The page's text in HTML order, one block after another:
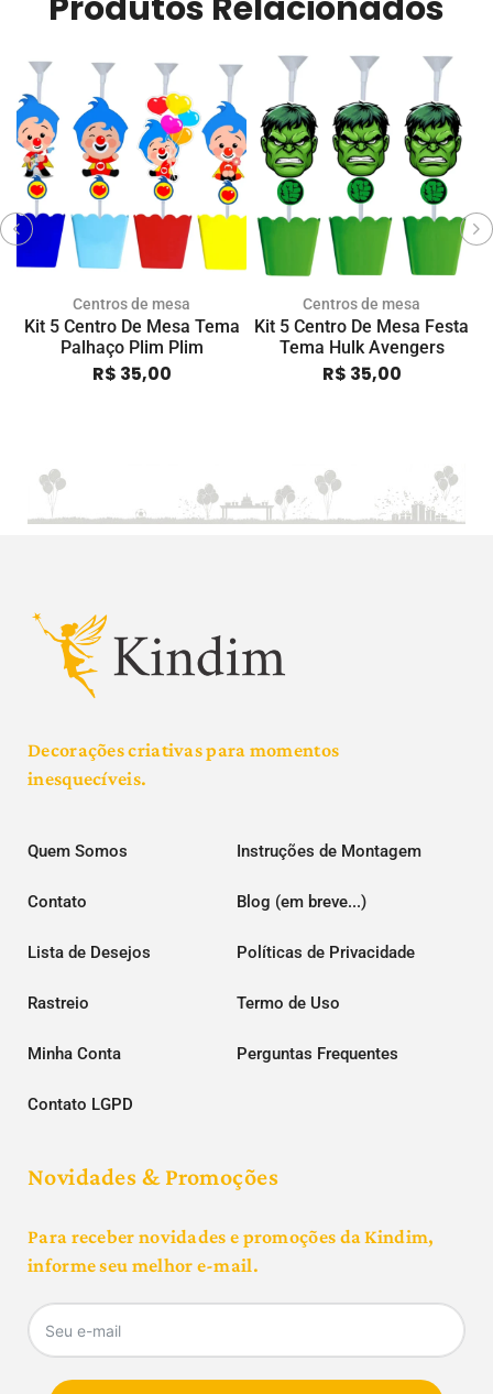
Centros de mesa
Kit 5 Centro De Mesa Tema
Palhaço Plim Plim
R$ 35,00
Centros de mesa
Kit 5 Centro De Mesa Festa
Tema Hulk Avengers
R$ 35,00
Decorações criativas para momentos
inesquecíveis.
Quem Somos Instruções de Montagem
Contato Blog (em breve...)
Lista de Desejos Políticas de Privacidade
Rastreio Termo de Uso
Minha Conta Perguntas Frequentes
Contato LGPD
Novidades & Promoções
Para receber novidades e promoções da Kindim,
informe seu melhor e-mail.